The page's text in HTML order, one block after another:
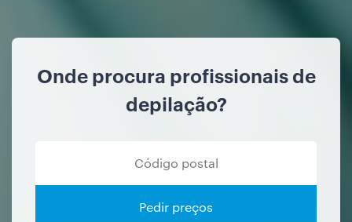
Onde procura profissionais de
depilação?
Pedir preços